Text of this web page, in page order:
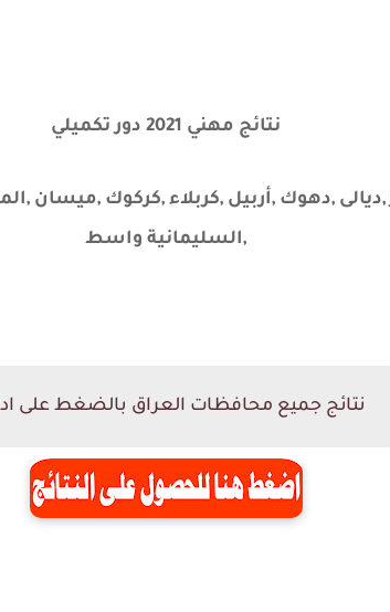
نتائج مهني 2021 دور تكميلي
,ديالى ,دهوك ,أربيل ,كربلاء ,كركوك ,ميسان
,السليمانية واسط
نتائج جميع محافظات العراق بالضغط على